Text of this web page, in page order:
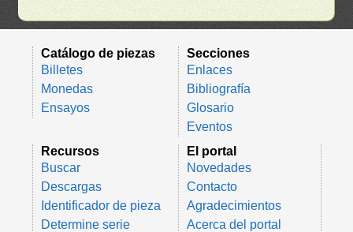
Catálogo de piezas
Billetes
Monedas
Ensayos
Secciones
Enlaces
Bibliografía
Glosario
Eventos
Recursos
Buscar
Descargas
Identificador de pieza
Determine serie
El portal
Novedades
Contacto
Agradecimientos
Acerca del portal